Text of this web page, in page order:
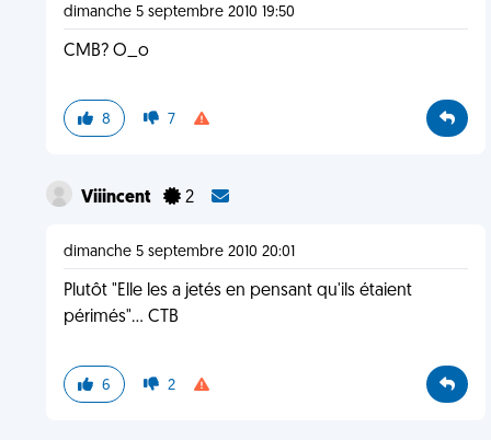
dimanche 5 septembre 2010 19:50
CMB? O_o
8 7
Viiincent 2
dimanche 5 septembre 2010 20:01
Plutôt "Elle les a jetés en pensant qu'ils étaient
périmés"... CTB
6 2